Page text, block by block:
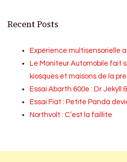
Recent Posts
Expérience multisensorielle
Le Moniteur Automobile fait
kiosques et maisons de la
Essai Abarth 600e : Dr Jekyll
Essai Fiat : Petite Panda
Northvolt : C’est la faillite